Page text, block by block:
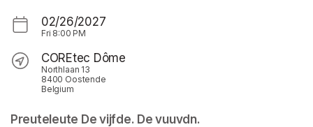
02/26/2027
Fri 8:00 PM
COREtec Dôme
Northlaan 13
8400 Oostende
Belgium
Preuteleute De vijfde. De vuuvdn.